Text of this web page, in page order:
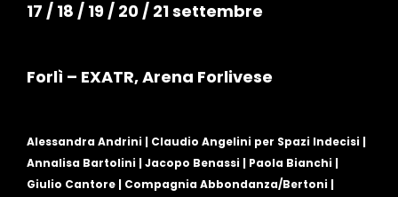
17 / 18 / 19 / 20 / 21 settembre
Forlì – EXATR, Arena Forlivese
Alessandra Andrini | Claudio Angelini per Spazi Indecisi |
Annalisa Bartolini | Jacopo Benassi | Paola Bianchi |
Giulio Cantore | Compagnia Abbondanza/Bertoni |